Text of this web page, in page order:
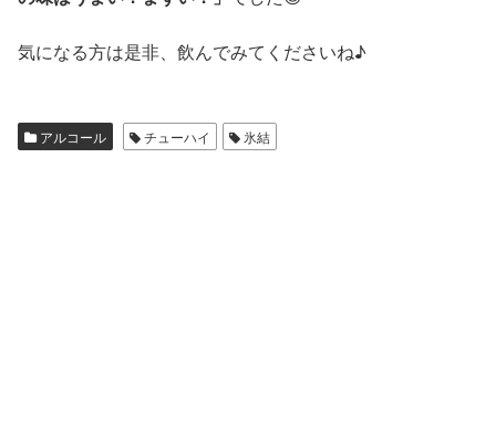
気になる方は是非、飲んでみてくださいね♪
アルコール チューハイ 氷結